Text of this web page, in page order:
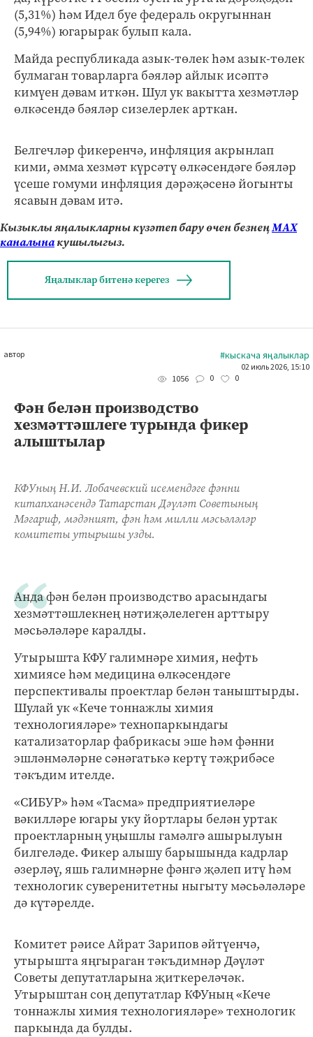
(5,31%) һәм Идел буе федераль округыннан
(5,94%) югарырак булып кала.
Майда республикада азык-төлек һәм азык-төлек
булмаган товарларга бәяләр айлык исәптә
кимүен дәвам иткән. Шул ук вакытта хезмәтләр
өлкәсендә бәяләр сизелерлек арткан.
Белгечләр фикеренчә, инфляция акрынлап
кими, әмма хезмәт күрсәтү өлкәсендәге бәяләр
үсеше гомуми инфляция дәрәҗәсенә йогынты
ясавын дәвам итә.
Кызыклы яңалыкларны күзәтеп бару өчен безнеңМАХ
каналынакушылыгыз.
Яңалыклар битенә керегез
автор #кыскача яңалыклар
02 июль 2026, 15:10
1056
0 0
Фән белән производство
хезмәттәшлеге турында фикер
алыштылар
КФУның Н.И. Лобачевский исемендәге фәнни
китапханәсендә Татарстан Дәүләт Советының
Мәгариф, мәдәният, фән һәм милли мәсьәләләр
комитеты утырышы узды.
Анда фән белән производство арасындагы
хезмәттәшлекнең нәтиҗәлелеген арттыру
мәсьәләләре каралды.
Утырышта КФУ галимнәре химия, нефть
химиясе һәм медицина өлкәсендәге
перспективалы проектлар белән таныштырды.
Шулай ук «Кече тоннажлы химия
технологияләре» технопаркындагы
катализаторлар фабрикасы эше һәм фәнни
эшләнмәләрне сәнәгатькә кертү тәҗрибәсе
тәкъдим ителде.
«СИБУР» һәм «Тасма» предприятиеләре
вәкилләре югары уку йортлары белән уртак
проектларның уңышлы гамәлгә ашырылуын
билгеләде. Фикер алышу барышында кадрлар
әзерләү, яшь галимнәрне фәнгә җәлеп итү һәм
технологик суверенитетны ныгыту мәсьәләләре
дә күтәрелде.
Комитет рәисе Айрат Зарипов әйтүенчә,
утырышта яңгыраган тәкъдимнәр Дәүләт
Советы депутатларына җиткереләчәк.
Утырыштан соң депутатлар КФУның «Кече
тоннажлы химия технологияләре» технологик
паркында да булды.